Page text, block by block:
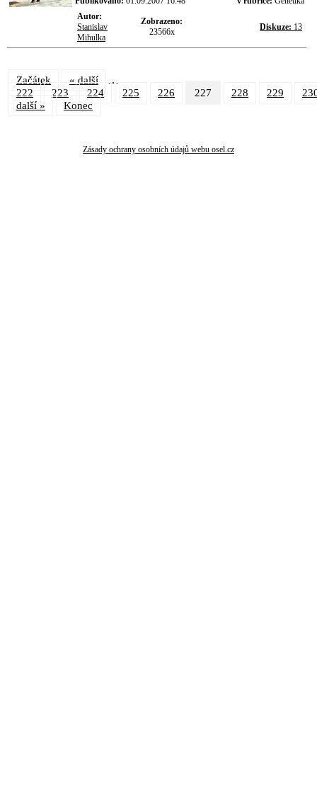
Autor:
Stanislav
Mihulka
Zobrazeno:
23566x
Diskuze: 13
Začátek « další …
222 223 224 225 226 227 228 229
další »
Konec
Zásady ochrany osobních údajů webu osel.cz